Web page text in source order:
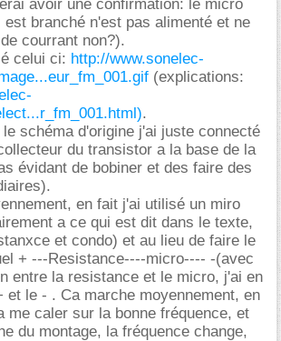
avoir une confirmation: le micro
branché n'est pas alimenté et ne
courrant non?).
celui ci: http://www.sonelec-
(explications:
.
schéma d'origine j'ai juste connecté
du transistor a la base de la
évidant de bobiner et des faire des
en fait j'ai utilisé un miro
a ce qui est dit dans le texte,
et condo) et au lieu de faire le
+ ---Resistance----micro---- -(avec
entre la resistance et le micro, j'ai en
et le - . Ca marche moyennement, en
me caler sur la bonne fréquence, et
du montage, la fréquence change,